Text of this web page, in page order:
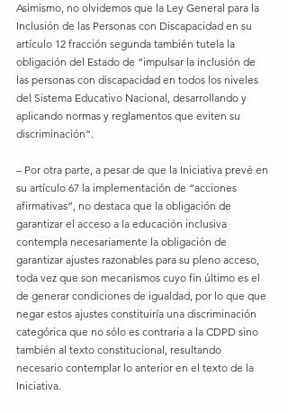
Asimismo, no olvidemos que la Ley General para la
Inclusión de las Personas con Discapacidad en su
artículo 12 fracción segunda también tutela la
obligación del Estado de “impulsar la inclusión de
las personas con discapacidad en todos los niveles
del Sistema Educativo Nacional, desarrollando y
aplicando normas y reglamentos que eviten su
discriminación”.
– Por otra parte, a pesar de que la Iniciativa prevé en
su artículo 67 la implementación de “acciones
afirmativas”, no destaca que la obligación de
garantizar el acceso a la educación inclusiva
contempla necesariamente la obligación de
garantizar ajustes razonables para su pleno acceso,
toda vez que son mecanismos cuyo fin último es el
de generar condiciones de igualdad, por lo que que
negar estos ajustes constituiría una discriminación
categórica que no sólo es contraria a la CDPD sino
también al texto constitucional, resultando
necesario contemplar lo anterior en el texto de la
Iniciativa.